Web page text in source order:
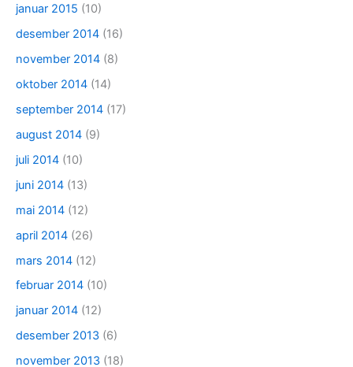
januar 2015 (10)
desember 2014 (16)
november 2014 (8)
oktober 2014 (14)
september 2014 (17)
august 2014 (9)
juli 2014 (10)
juni 2014 (13)
mai 2014 (12)
april 2014 (26)
mars 2014 (12)
februar 2014 (10)
januar 2014 (12)
desember 2013 (6)
november 2013 (18)